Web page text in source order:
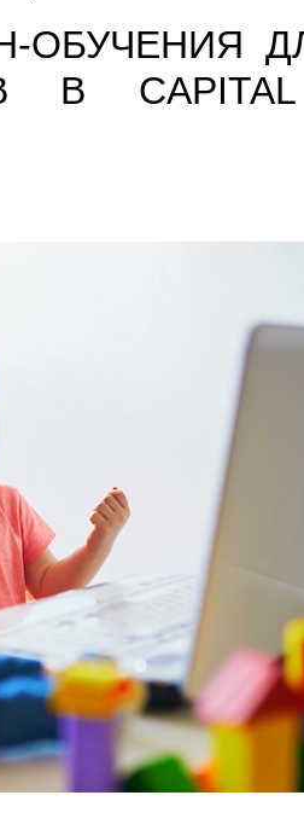
ОБУЧЕНИЯ
В CAPITAL